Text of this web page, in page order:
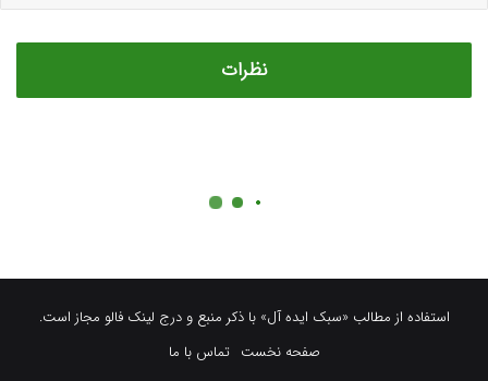
استفاده از مطالب «سبک ایده آل» با ذکر منبع و درج لینک فالو مجاز است.
صفحه نخست تماس با ما